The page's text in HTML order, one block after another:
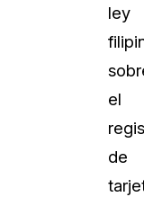
ley
el
de